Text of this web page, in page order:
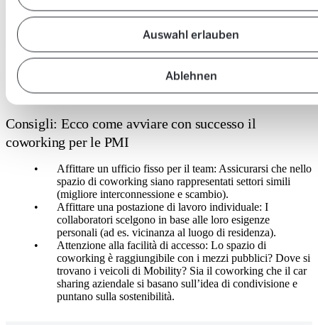
Auswahl erlauben
Ablehnen
Per integrare la forma di lavoro del coworking in un’azienda,
tuttavia, è necessaria una cultura aziendale adeguata, sottolinea
Krucker: «Un’azienda non dovrebbe puntare completamente
sull’obbligo di presenza, ma essere aperta al lavoro autonomo.»
Consigli: Ecco come avviare con successo il
coworking per le PMI
Affittare un ufficio fisso per il team: Assicurarsi che nello
spazio di coworking siano rappresentati settori simili
(migliore interconnessione e scambio).
Affittare una postazione di lavoro individuale: I
collaboratori scelgono in base alle loro esigenze
personali (ad es. vicinanza al luogo di residenza).
Attenzione alla facilità di accesso: Lo spazio di
coworking è raggiungibile con i mezzi pubblici? Dove si
trovano i veicoli di Mobility? Sia il coworking che il car
sharing aziendale si basano sull’idea di condivisione e
puntano sulla sostenibilità.